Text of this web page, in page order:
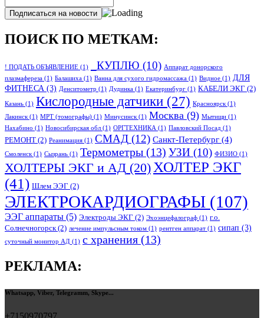
ПОИСК ПО МЕТКАМ:
! ПОДАТЬ ОБЪЯВЛЕНИЕ (1) _КУПЛЮ (10) Аппарат донорского
плазмафереза (1) Балашиха (1) Ванна для сухого гидромассажа (1) Видное (1) ДЛЯ
ФИТНЕСА (3) Денситометр (1) Дудинка (1) Екатеринбург (1) КАБЕЛИ ЭКГ (2)
Казань (1) Кислородные датчики (27) Красноярск (1)
Лакинск (1) МРТ (томографы) (1) Минусинск (1) Москва (9) Мытищи (1)
Нахабино (1) Новосибирская обл (1) ОРГТЕХНИКА (1) Павловский Посад (1)
РЕМОНТ (2) Реанимация (1) СМАД (12) Санкт-Петербург (4)
Смоленск (1) Сызрань (1) Термометры (13) УЗИ (10) ФИЗИО (1)
ХОЛТЕРЫ ЭКГ и АД (20) ХОЛТЕР ЭКГ
(41) Шлем ЭЭГ (2)
ЭЛЕКТРОКАРДИОГРАФЫ (107)
ЭЭГ аппараты (5) Электроды ЭКГ (2) Эхоэнцефалограф (1) г.о.
Солнечногорск(2) лечение импульсным током (1) рентген аппарат (1) сипап (3)
суточный монитор АД (1) с хранения (13)
РЕКЛАМА:
Whatsapp, Viber, Telegramm, Skype...
+7150970797